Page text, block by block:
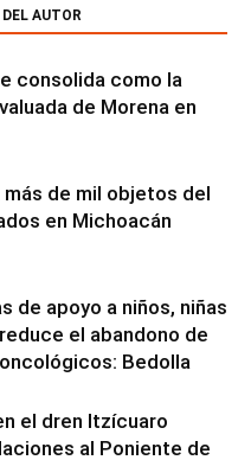
AUTOR
consolida como la
de Morena en
más de mil objetos del
en Michoacán
de apoyo a niños, niñas
el abandono de
Bedolla
el dren Itzícuaro
al Poniente de